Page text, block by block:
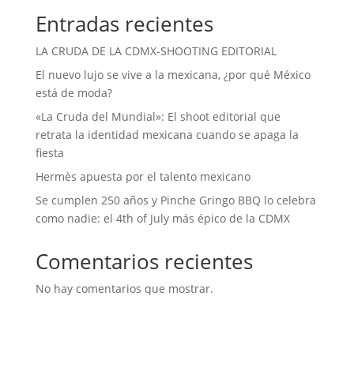
Entradas recientes
LA CRUDA DE LA CDMX-SHOOTING EDITORIAL
El nuevo lujo se vive a la mexicana, ¿por qué México
está de moda?
«La Cruda del Mundial»: El shoot editorial que
retrata la identidad mexicana cuando se apaga la
fiesta
Hermès apuesta por el talento mexicano
Se cumplen 250 años y Pinche Gringo BBQ lo celebra
como nadie: el 4th of July más épico de la CDMX
Comentarios recientes
No hay comentarios que mostrar.